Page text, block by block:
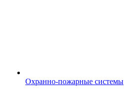
Охранно-пожарные системы